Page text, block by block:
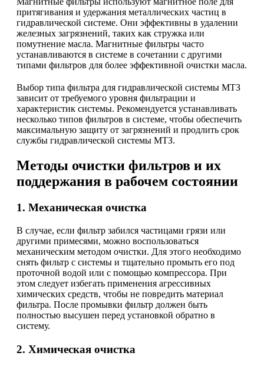
притягивания и удержания металлических частиц в
гидравлической системе. Они эффективны в удалении
железных загрязнений, таких как стружка или
помутнение масла. Магнитные фильтры часто
устанавливаются в системе в сочетании с другими
типами фильтров для более эффективной очистки масла.
Выбор типа фильтра для гидравлической системы МТЗ
зависит от требуемого уровня фильтрации и
характеристик системы. Рекомендуется устанавливать
несколько типов фильтров в системе, чтобы обеспечить
максимальную защиту от загрязнений и продлить срок
службы гидравлической системы МТЗ.
Методы очистки фильтров и их
поддержания в рабочем состоянии
1. Механическая очистка
В случае, если фильтр забился частицами грязи или
другими примесями, можно воспользоваться
механическим методом очистки. Для этого необходимо
снять фильтр с системы и тщательно промыть его под
проточной водой или с помощью компрессора. При
этом следует избегать применения агрессивных
химических средств, чтобы не повредить материал
фильтра. После промывки фильтр должен быть
полностью высушен перед установкой обратно в
систему.
2. Химическая очистка